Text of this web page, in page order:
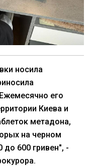
носила
его
Киева и
метадона,
на черном
до 600 гривен", -